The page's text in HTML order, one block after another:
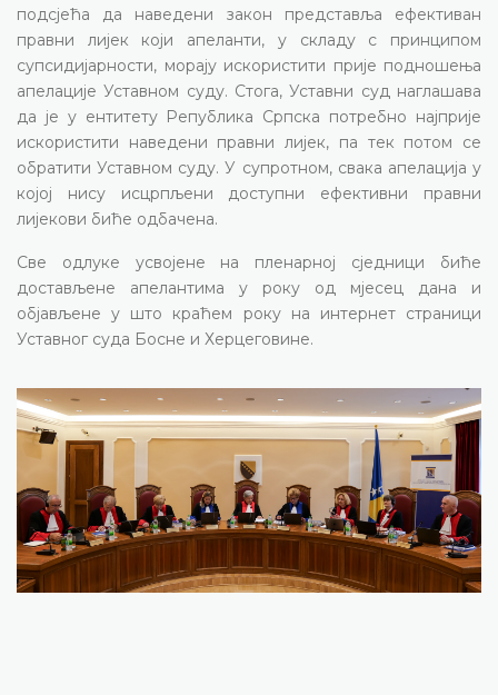
подсјећа да наведени закон представља ефективан
правни лијек који апеланти, у складу с принципом
супсидијарности, морају искористити прије подношења
апелације Уставном суду. Стога, Уставни суд наглашава
да је у ентитету Република Српска потребно најприје
искористити наведени правни лијек, па тек потом се
обратити Уставном суду. У супротном, свака апелација у
којој нису исцрпљени доступни ефективни правни
лијекови биће одбачена.
Све одлуке усвојене на пленарној сједници биће
достављене апелантима у року од мјесец дана и
објављене у што краћем року на интернет страници
Уставног суда Босне и Херцеговине.